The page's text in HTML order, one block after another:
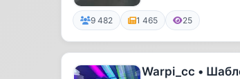
9 482 1 465 25
Warpi_cc •